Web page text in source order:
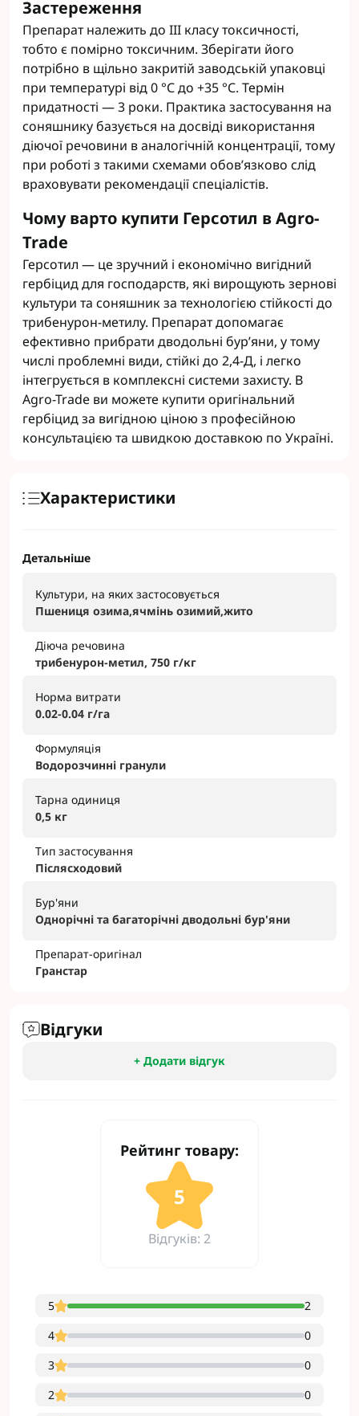
Застереження
Препарат належить до III класу токсичності,
тобто є помірно токсичним. Зберігати його
потрібно в щільно закритій заводській упаковці
при температурі від 0 °С до +35 °С. Термін
придатності — 3 роки. Практика застосування на
соняшнику базується на досвіді використання
діючої речовини в аналогічній концентрації, тому
при роботі з такими схемами обов’язково слід
враховувати рекомендації спеціалістів.
Чому варто купити Герсотил в Agro-
Trade
Герсотил — це зручний і економічно вигідний
гербіцид для господарств, які вирощують зернові
культури та соняшник за технологією стійкості до
трибенурон-метилу. Препарат допомагає
ефективно прибрати дводольні бур’яни, у тому
числі проблемні види, стійкі до 2,4-Д, і легко
інтегрується в комплексні системи захисту. В
Agro-Trade ви можете купити оригінальний
гербіцид за вигідною ціною з професійною
консультацією та швидкою доставкою по Україні.
Характеристики
Детальніше
Культури, на яких застосовується
Пшениця озима,ячмінь озимий,жито
Діюча речовина
трибенурон-метил, 750 г/кг
Норма витрати
0.02-0.04 г/га
Формуляція
Водорозчинні гранули
Тарна одиниця
0,5 кг
Тип застосування
Післясходовий
Бур'яни
Однорічні та багаторічні дводольні бур'яни
Препарат-оригінал
Гранстар
Відгуки
+ Додати відгук
Рейтинг товару:
5
Відгуків: 2
5
2
4
0
3
0
2
0